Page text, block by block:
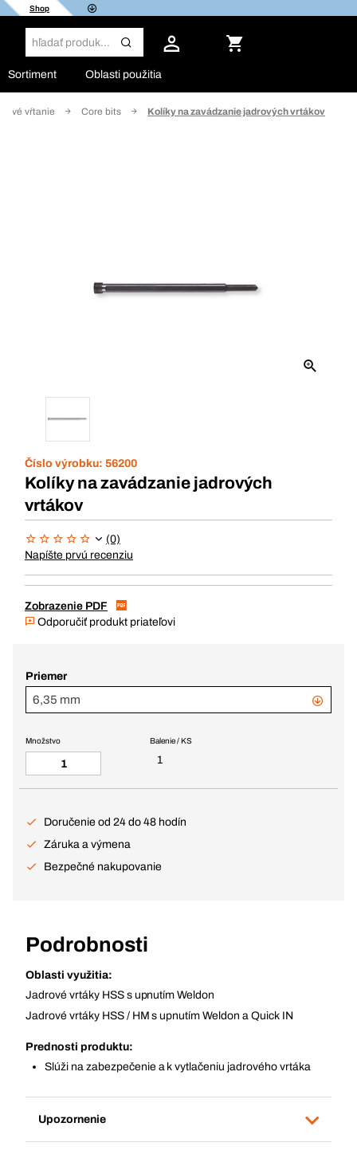
Shop
Sortiment Oblasti použitia
vŕtanie Core bits Kolíky na zavádzanie jadrových vrtákov
Číslo výrobku: 56200
Kolíky na zavádzanie jadrových
vrtákov
(0)
Napíšte prvú recenziu
Zobrazenie PDF
Odporučiť produkt priateľovi
Priemer
6,35 mm
Balenie / KS
1
Množstvo
Doručenie od 24 do 48 hodín
Záruka a výmena
Bezpečné nakupovanie
Podrobnosti
Oblasti využitia:
Jadrové vrtáky HSS s upnutím Weldon
Jadrové vrtáky HSS / HM s upnutím Weldon a Quick IN
Prednosti produktu:
Slúži na zabezpečenie a k vytlačeniu jadrového vrtáka
Upozornenie